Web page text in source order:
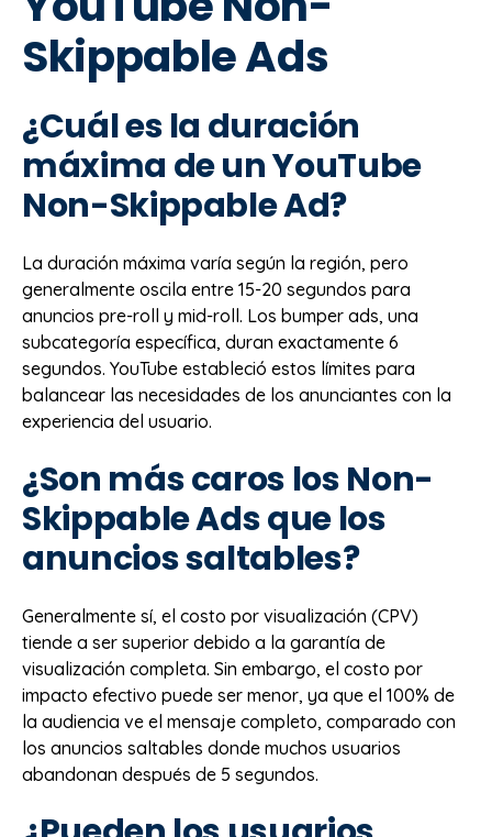
Skippable Ads
¿Cuál es la duración
máxima de un YouTube
Non-Skippable Ad?
La duración máxima varía según la región, pero
generalmente oscila entre 15-20 segundos para
anuncios pre-roll y mid-roll. Los bumper ads, una
subcategoría específica, duran exactamente 6
segundos. YouTube estableció estos límites para
balancear las necesidades de los anunciantes con la
experiencia del usuario.
¿Son más caros los Non-
Skippable Ads que los
anuncios saltables?
Generalmente sí, el costo por visualización (CPV)
tiende a ser superior debido a la garantía de
visualización completa. Sin embargo, el costo por
impacto efectivo puede ser menor, ya que el 100% de
la audiencia ve el mensaje completo, comparado con
los anuncios saltables donde muchos usuarios
abandonan después de 5 segundos.